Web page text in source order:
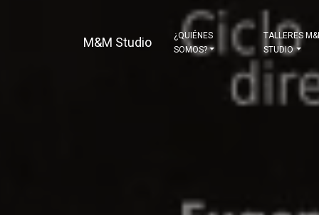
M&M Studio
¿QUIÉNES
SOMOS?
TALLERES
STUDIO